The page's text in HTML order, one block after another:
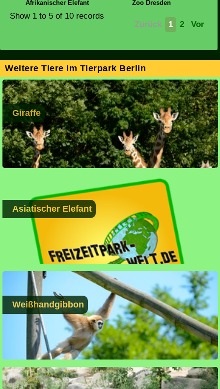
Afrikanischer Elefant Zoo Dresden
Zurück 1 2 Vor
Show 1 to 5 of 10 records
Weitere Tiere im Tierpark Berlin
Giraffe
Asiatischer Elefant
Weißhandgibbon